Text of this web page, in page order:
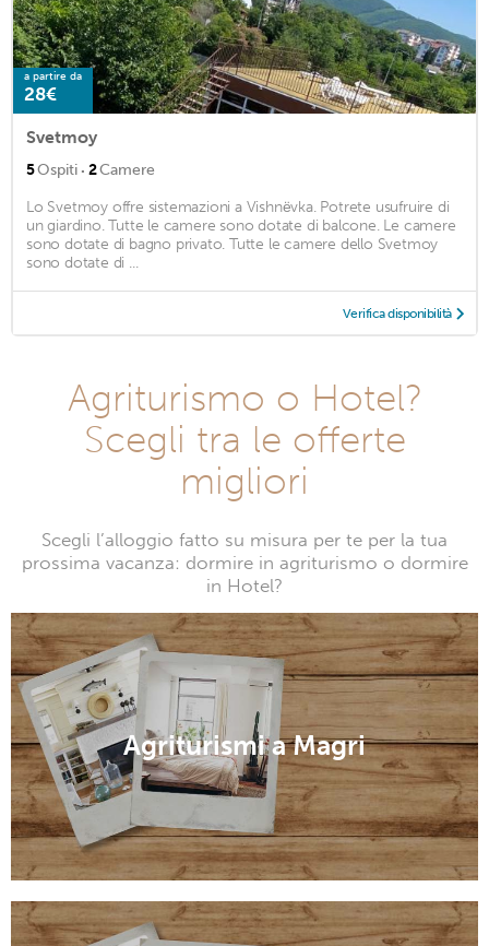
a partire da
28€
Svetmoy
5Ospiti · 2Camere
Lo Svetmoy offre sistemazioni a Vishnëvka. Potrete usufruire di
un giardino. Tutte le camere sono dotate di balcone. Le camere
sono dotate di bagno privato. Tutte le camere dello Svetmoy
sono dotate di ...
Verifica disponibilità
Agriturismo o Hotel?
Scegli tra le offerte
migliori
Scegli l’alloggio fatto su misura per te per la tua
prossima vacanza: dormire in agriturismo o dormire
in Hotel?
Agriturismi a Magri